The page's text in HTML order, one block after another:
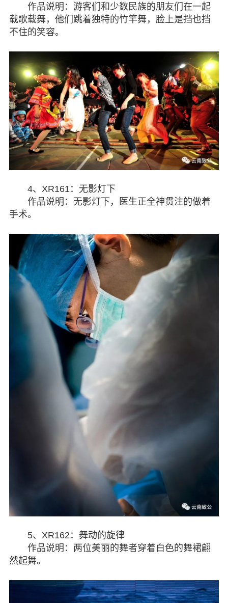
作品说明：游客们和少数民族的朋友们在一起
载歌载舞，他们跳着独特的竹竿舞，脸上是挡也挡
不住的笑容。
4、XR161：无影灯下
作品说明：无影灯下，医生正全神贯注的做着
手术。
5、XR162：舞动的旋律
作品说明：两位美丽的舞者穿着白色的舞裙翩
然起舞。